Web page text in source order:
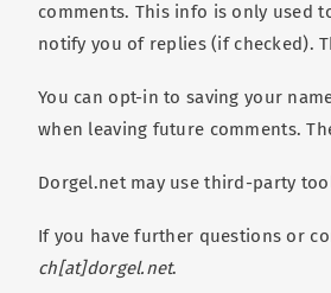
comments. This info is only used
notify you of replies (if checked).
You can opt-in to saving your
when leaving future comments.
Dorgel.net may use third-party
If you have further questions or
ch[at]dorgel.net.